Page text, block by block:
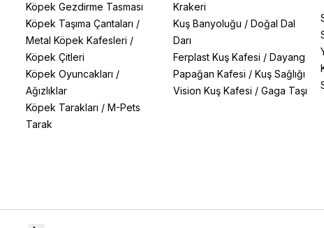
Köpek Gezdirme Tasması
Köpek Taşıma Çantaları /
Metal Köpek Kafesleri /
Köpek Çitleri
Köpek Oyuncakları /
Ağızlıklar
Köpek Tarakları /M-Pets
Tarak
Krakeri
Kuş Banyoluğu / Doğal Dal
Darı
Ferplast Kuş Kafesi / Dayang
Papağan Kafesi / Kuş Sağlığı
Vision Kuş Kafesi / Gaga Taşı